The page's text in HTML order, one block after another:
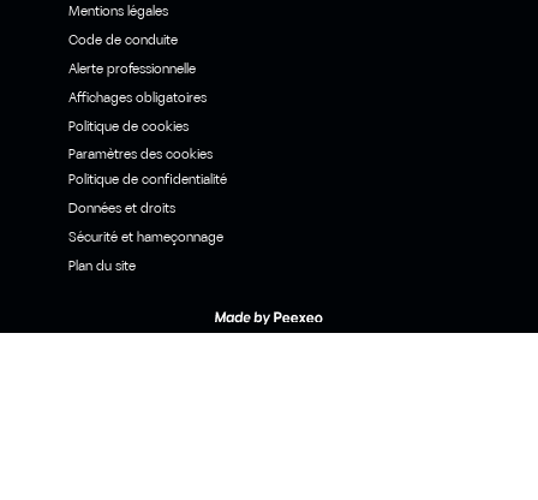
Mentions légales
Code de conduite
Alerte professionnelle
Affichages obligatoires
Politique de cookies
Paramètres des cookies
Politique de confidentialité
Données et droits
Sécurité et hameçonnage
Plan du site